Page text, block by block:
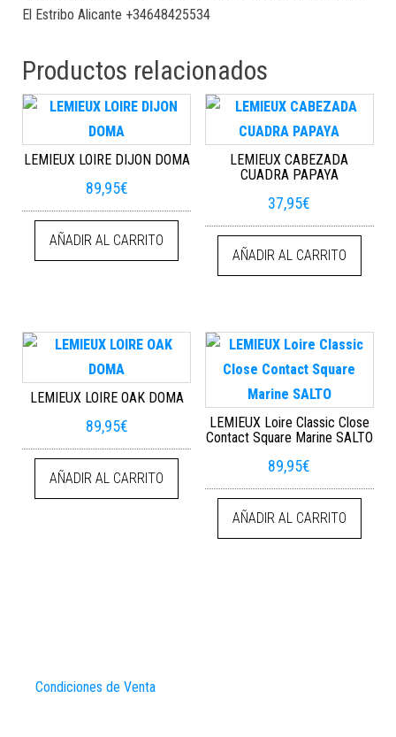
El Estribo Alicante +34648425534
Productos relacionados
LEMIEUX LOIRE DIJON DOMA
89,95€
AÑADIR AL CARRITO
LEMIEUX CABEZADA
CUADRA PAPAYA
37,95€
AÑADIR AL CARRITO
LEMIEUX LOIRE OAK DOMA
89,95€
AÑADIR AL CARRITO
LEMIEUX Loire Classic Close
Contact Square Marine SALTO
89,95€
AÑADIR AL CARRITO
Condiciones de Venta